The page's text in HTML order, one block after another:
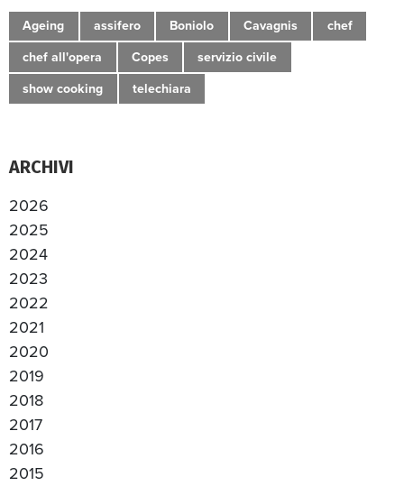
Ageing assifero Boniolo Cavagnis chef
chef all'opera Copes servizio civile
show cooking telechiara
ARCHIVI
2026
2025
2024
2023
2022
2021
2020
2019
2018
2017
2016
2015